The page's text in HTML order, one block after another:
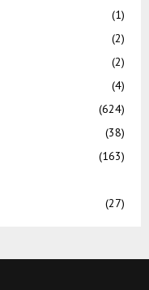
(1)
(2)
(2)
(4)
(624)
(38)
(163)
(27)